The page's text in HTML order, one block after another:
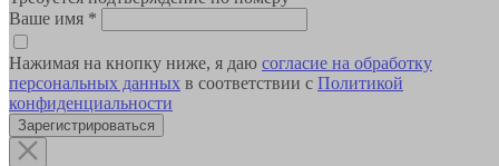
Ваше имя *
Нажимая на кнопку ниже, я даю согласие на обработку
персональных данных в соответствии с Политикой
конфиденциальности
Зарегистрироваться